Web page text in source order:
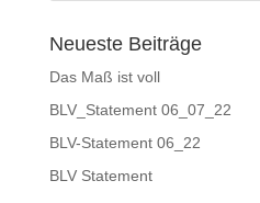
Neueste Beiträge
Das Maß ist voll
BLV_Statement 06_07_22
BLV-Statement 06_22
BLV Statement